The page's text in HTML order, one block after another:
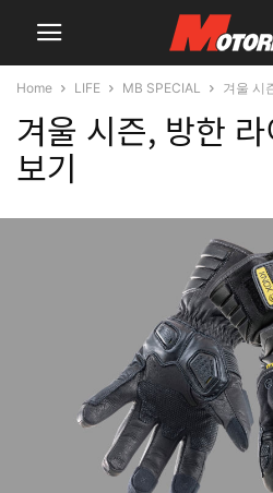
Home LIFE MB SPECIAL 겨울 시
겨울 시즌, 방한
보기